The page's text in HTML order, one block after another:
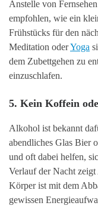
Anstelle von
empfohlen, wie ein
Frühstücks für den
Meditation oderYoga
dem Zubettgehen zu
einzuschlafen.
5. Kein Koffein
Alkohol ist bekannt
abendliches Glas Bier
und oft dabei helfen,
Verlauf der Nacht
Körper ist mit dem
gewissen